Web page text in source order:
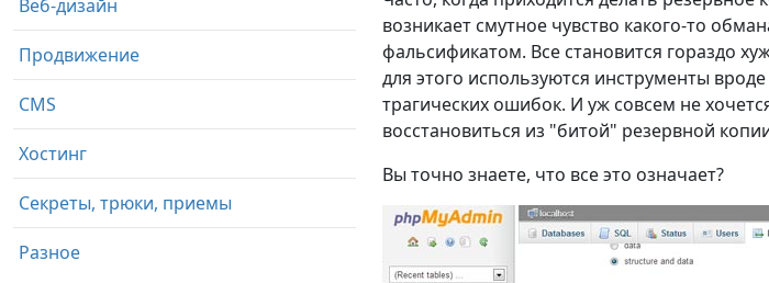
возникает смутное чувство какого-то
фальсификатом. Все становится гораздо
для этого используются инструменты
трагических ошибок. И уж совсем не
восстановиться из "битой" резервной
Вы точно знаете, что все это означает?
Веб-дизайн
Продвижение
CMS
Хостинг
Секреты, трюки, приемы
Разное